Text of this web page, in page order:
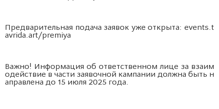
Предварительная подача заявок уже открыта: events.t
avrida.art/premiya
Важно! Информация об ответственном лице за взаим
одействие в части заявочной кампании должна быть н
аправлена до 15 июля 2025 года.